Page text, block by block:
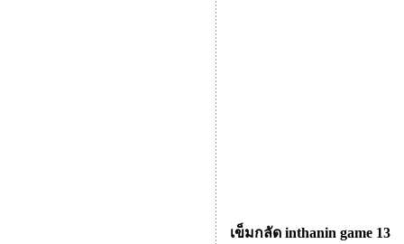
เข็มกลัด inthanin game 13